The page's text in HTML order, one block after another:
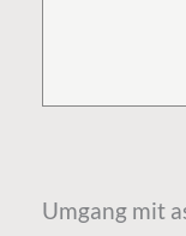
Umgang mit